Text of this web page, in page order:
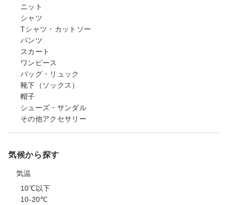
ニット
シャツ
Tシャツ・カットソー
パンツ
スカート
ワンピース
バッグ・リュック
靴下（ソックス）
帽子
シューズ・サンダル
その他アクセサリー
気候から探す
気温
10℃以下
10-20℃